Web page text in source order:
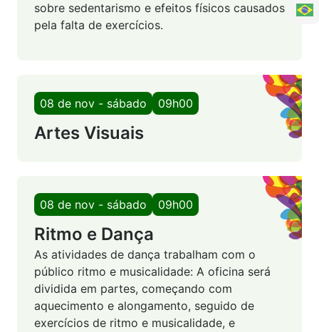
sobre sedentarismo e efeitos físicos causados
pela falta de exercícios.
08 de nov - sábado 09h00
Artes Visuais
08 de nov - sábado 09h00
Ritmo e Dança
As atividades de dança trabalham com o
público ritmo e musicalidade: A oficina será
dividida em partes, começando com
aquecimento e alongamento, seguido de
exercícios de ritmo e musicalidade, e